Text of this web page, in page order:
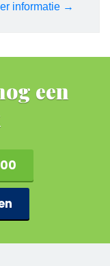
informatie →
een